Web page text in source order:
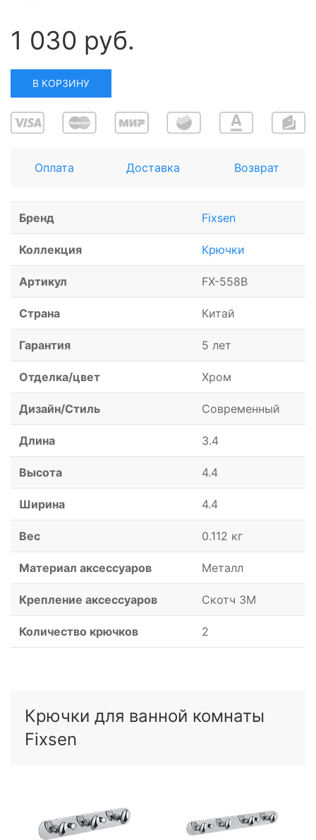
1 030 руб.
В КОРЗИНУ
Оплата Доставка Возврат
Бренд Fixsen
Коллекция Крючки
Артикул FX-558B
Страна Китай
Гарантия 5 лет
Отделка/цвет Хром
Дизайн/Стиль Современный
Длина 3.4
Высота 4.4
Ширина 4.4
Вес 0.112 кг
Материал аксессуаров Металл
Крепление аксессуаров Скотч 3M
Количество крючков 2
Крючки для ванной комнаты
Fixsen